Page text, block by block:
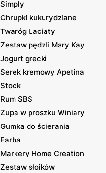
Simply
Chrupki kukurydziane
Twaróg Łaciaty
Zestaw pędzli Mary Kay
Jogurt grecki
Serek kremowy Apetina
Stock
Rum SBS
Zupa w proszku Winiary
Gumka do ścierania
Farba
Markery Home Creation
Zestaw słoików